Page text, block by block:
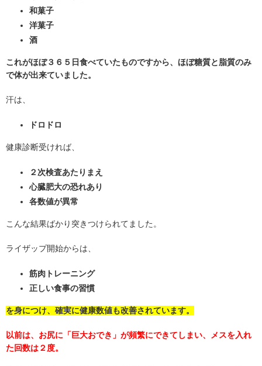
和菓子
洋菓子
酒
これがほぼ３６５日食べていたものですから、ほぼ糖質と脂質のみ
で体が出来ていました。
汗は、
ドロドロ
健康診断受ければ、
２次検査あたりまえ
心臓肥大の恐れあり
各数値が異常
こんな結果ばかり突きつけられてました。
ライザップ開始からは、
筋肉トレーニング
正しい食事の習慣
を身につけ、確実に健康数値も改善されています。
以前は、お尻に「巨大おでき」が頻繁にできてしまい、メスを入れ
た回数は２度。